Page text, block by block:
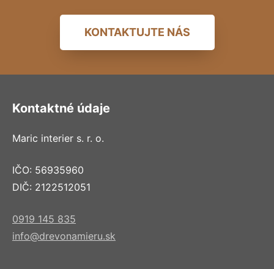
KONTAKTUJTE NÁS
Kontaktné údaje
Maric interier s. r. o.
IČO: 56935960
DIČ: 2122512051
0919 145 835
info@drevonamieru.sk